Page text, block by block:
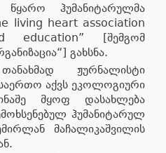
წყარო ჰუმანიტარულმა
living heart association
[შემგომ
გახსნა.
ჟურნალისტი
აქვს ეკოლოგიური
მყოფ დასახლება
ჰუმანიტარულ
მაჩალიკაშვილის